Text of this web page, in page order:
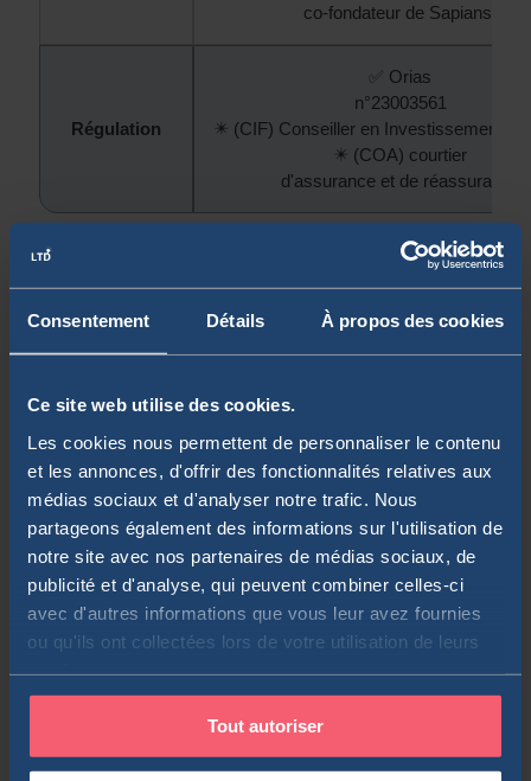
Consentement Détails À propos des cookies
Ce site web utilise des cookies.
Les cookies nous permettent de personnaliser le contenu
et les annonces, d'offrir des fonctionnalités relatives aux
médias sociaux et d'analyser notre trafic. Nous
partageons également des informations sur l'utilisation de
notre site avec nos partenaires de médias sociaux, de
publicité et d'analyse, qui peuvent combiner celles-ci
avec d'autres informations que vous leur avez fournies
ou qu'ils ont collectées lors de votre utilisation de leurs
Tout autoriser
co-fondateur de Sapians)
Régulation
✅ Orias
n°23003561
✴️ (CIF) Conseiller en Investissement
✴️ (COA) courtier
d'assurance et de réassurance
La méthode Sapians
👉 Quelles sont les solutions pour
investir chez Sapians ?
solutions sélectionnées par Sapians est de 100 000
euros 💰. Le family-office français cible les